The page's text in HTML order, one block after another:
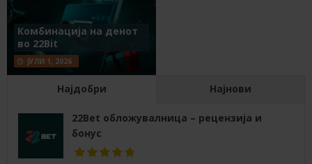
Комбинација на денот
во 22Bit
ЈУЛИ 1, 2026
Најдобри Најнови
22Bet обложувалница – рецензија и
бонус